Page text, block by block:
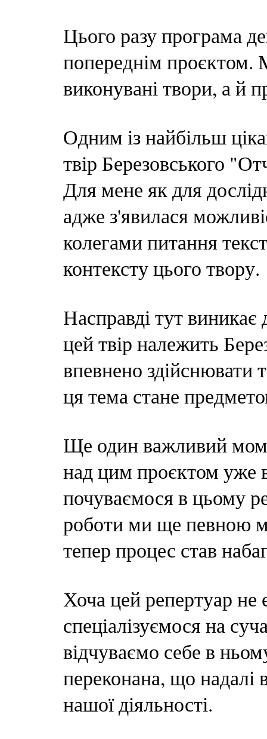
Цього разу програма
попереднім
виконувані твори, а й
Одним із найбільш
твір Березовського
Для мене як для
адже з'явилася
колегами питання
контексту цього твору.
Насправді тут виникає
цей твір належить
впевнено
ця тема стане
Ще один важливий
над цим проєктом уже
почуваємося в цьому
роботи ми ще певною
тепер процес став
Хоча цей репертуар
спеціалізуємося на
відчуваємо себе в
переконана, що надалі
нашої діяльності.